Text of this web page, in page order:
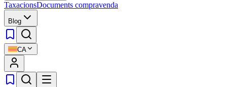
TaxacionsDocuments compravenda
Blog
CA